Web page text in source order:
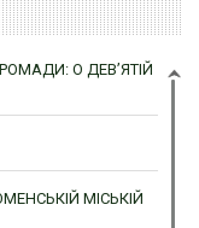
О ДЕВ’ЯТІЙ
МІСЬКІЙ